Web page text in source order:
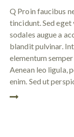
Q Proin faucibus
tincidunt. Sed eget
sodales augue a
blandit pulvinar.
elementum
Aenean leo ligula,
enim. Sed ut